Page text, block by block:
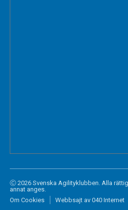
Ⓒ 2026 Svenska Agilityklubben. Alla
annat anges.
Om Cookies
Webbsajt av 040 Internet